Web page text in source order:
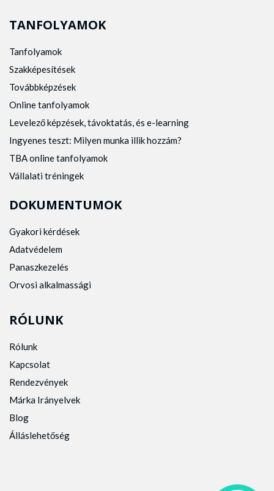
TANFOLYAMOK
Tanfolyamok
Szakképesítések
Továbbképzések
Online tanfolyamok
Levelező képzések, távoktatás, és e-learning
Ingyenes teszt: Milyen munka illik hozzám?
TBA online tanfolyamok
Vállalati tréningek
DOKUMENTUMOK
Gyakori kérdések
Adatvédelem
Panaszkezelés
Orvosi alkalmassági
RÓLUNK
Rólunk
Kapcsolat
Rendezvények
Márka Irányelvek
Blog
Álláslehetőség